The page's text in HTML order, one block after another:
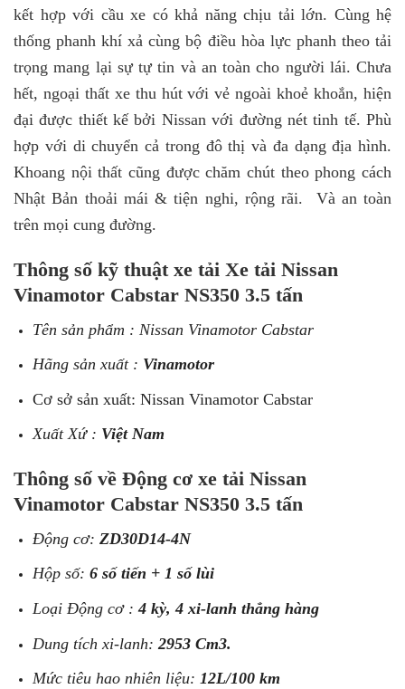
kết hợp với cầu xe có khả năng chịu tải lớn. Cùng hệ
thống phanh khí xả cùng bộ điều hòa lực phanh theo tải
trọng mang lại sự tự tin và an toàn cho người lái. Chưa
hết, ngoại thất xe thu hút với vẻ ngoài khoẻ khoắn, hiện
đại được thiết kế bởi Nissan với đường nét tinh tế. Phù
hợp với di chuyển cả trong đô thị và đa dạng địa hình.
Khoang nội thất cũng được chăm chút theo phong cách
Nhật Bản thoải mái & tiện nghi, rộng rãi. Và an toàn
trên mọi cung đường.
Thông số kỹ thuật xe tải Xe tải Nissan
Vinamotor Cabstar NS350 3.5 tấn
Tên sản phẩm : Nissan Vinamotor Cabstar
Hãng sản xuất : Vinamotor
Cơ sở sản xuất: Nissan Vinamotor Cabstar
Xuất Xứ : Việt Nam
Thông số về Động cơ xe tải Nissan
Vinamotor Cabstar NS350 3.5 tấn
Động cơ: ZD30D14-4N
Hộp số: 6 số tiến + 1 số lùi
Loại Động cơ : 4 kỳ, 4 xi-lanh thẳng hàng
Dung tích xi-lanh: 2953 Cm3.
Mức tiêu hao nhiên liệu: 12L/100 km